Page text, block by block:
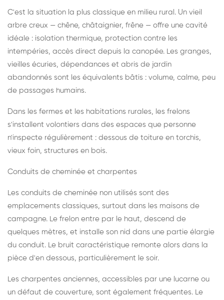
C'est la situation la plus classique en milieu rural. Un vieil
arbre creux — chêne, châtaignier, frêne — offre une cavité
idéale : isolation thermique, protection contre les
intempéries, accès direct depuis la canopée. Les granges,
vieilles écuries, dépendances et abris de jardin
abandonnés sont les équivalents bâtis : volume, calme, peu
de passages humains.
Dans les fermes et les habitations rurales, les frelons
s'installent volontiers dans des espaces que personne
n'inspecte régulièrement : dessous de toiture en torchis,
vieux foin, structures en bois.
Conduits de cheminée et charpentes
Les conduits de cheminée non utilisés sont des
emplacements classiques, surtout dans les maisons de
campagne. Le frelon entre par le haut, descend de
quelques mètres, et installe son nid dans une partie élargie
du conduit. Le bruit caractéristique remonte alors dans la
pièce d'en dessous, particulièrement le soir.
Les charpentes anciennes, accessibles par une lucarne ou
un défaut de couverture, sont également fréquentes. Le